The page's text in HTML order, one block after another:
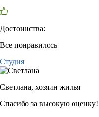
Достоинства:
Все понравилось
Студия
Светлана, хозяин жилья
Спасибо за высокую оценку!